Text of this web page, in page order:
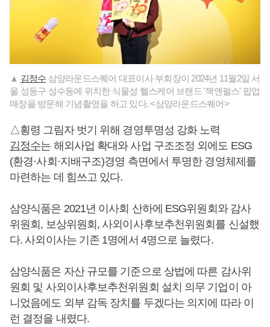
▲ 김정수 삼양라운드스퀘어 대표이사 부회장이 2024년 11월2일 서
울 성동구 성수동에 위치한 식물성 헬스케어 브랜드 '잭앤펄스' 팝업
매장을 방문해 기념촬영을 하고 있다. <삼양라운드스퀘어>
△횡령 그림자 벗기 위해 경영투명성 강화 노력
김정수는 해외사업 확대와 사업 구조조정 외에도 ESG
(환경·사회·지배구조)경영 측면에서 투명한 경영체제를
마련하는 데 힘쓰고 있다.
삼양식품은 2021년 이사회 산하에 ESG위원회와 감사
위원회, 보상위원회, 사외이사후보추천위원회를 신설했
다. 사외이사는 기존 1명에서 4명으로 늘렸다.
삼양식품은 자산 규모를 기준으로 상법에 따른 감사위
원회 및 사외이사후보추천위원회 설치 의무 기업이 아
니었음에도 외부 감독 장치를 두겠다는 의지에 따라 이
런 결정을 내렸다.